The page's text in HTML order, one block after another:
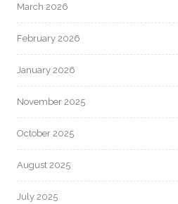
March 2026
February 2026
January 2026
November 2025
October 2025
August 2025
July 2025